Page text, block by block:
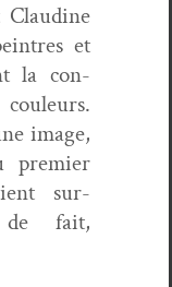
et
la con­
image,
pre­mier
sur­
de fait,